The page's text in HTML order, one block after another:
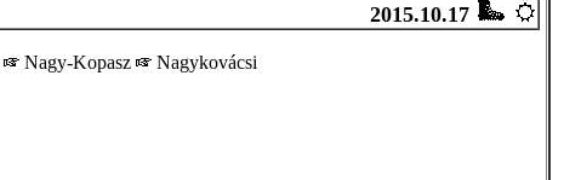
2015.10.17
Nagy-Kopasz
Nagykovácsi